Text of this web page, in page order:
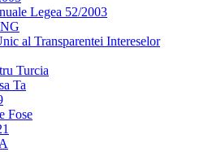
Legea 52/2003
al Transparentei Intereselor
Turcia
Ta
Fose